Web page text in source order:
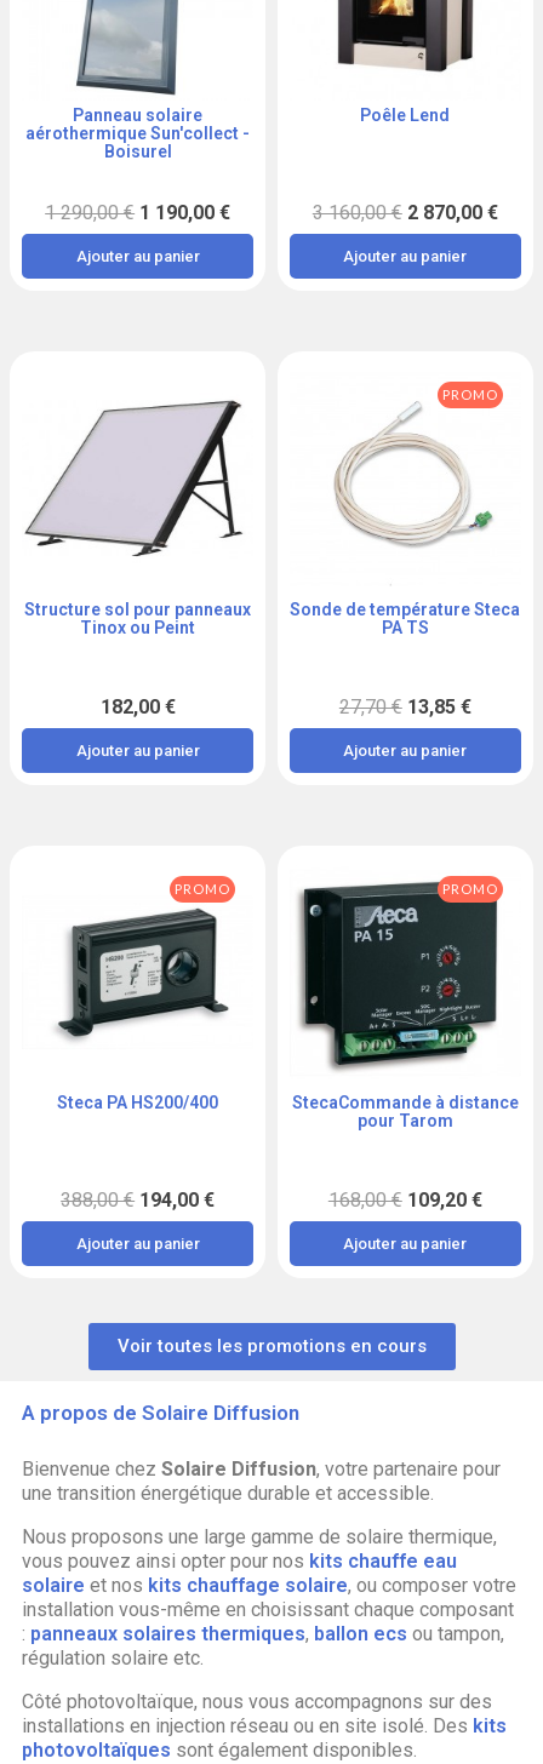
Aperçu
Panneau solaire
aérothermique Sun'collect -
Boisurel
1 290,00 € 1 190,00 €
Ajouter au panier
Aperçu
Poêle Lend
3 160,00 € 2 870,00 €
Ajouter au panier
Aperçu
Structure sol pour panneaux
Tinox ou Peint
182,00 €
Ajouter au panier
Aperçu
PROMO
Sonde de température Steca
PA TS
27,70 € 13,85 €
Ajouter au panier
Aperçu
PROMO
Steca PA HS200/400
388,00 € 194,00 €
Ajouter au panier
Aperçu
PROMO
StecaCommande à distance
pour Tarom
168,00 € 109,20 €
Ajouter au panier
Voir toutes les promotions en cours
A propos de Solaire Diffusion
Bienvenue chezSolaire Diffusion, votre partenaire pour
une transition énergétique durable et accessible.
Nous proposons une large gamme de solaire thermique,
vous pouvez ainsi opter pour nos kits chauffe eau
solaire et nos kits chauffage solaire, ou composer votre
installation vous-même en choisissant chaque composant
: panneaux solaires thermiques, ballon ecsou tampon,
régulation solaire etc.
Côté photovoltaïque, nous vous accompagnons sur des
installations en injection réseau ou en site isolé. Des kits
photovoltaïques sont également disponibles.